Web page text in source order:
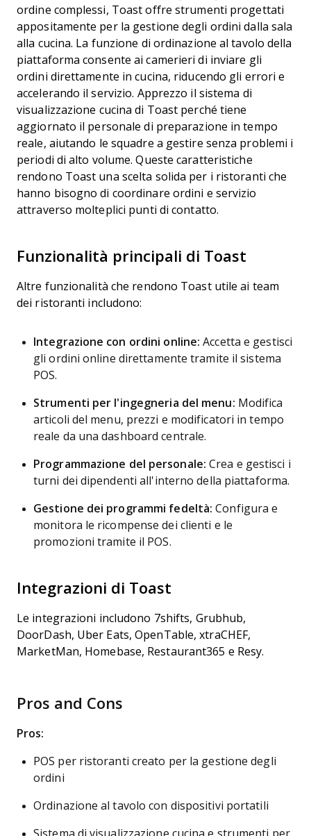
ordine complessi, Toast offre strumenti progettati
appositamente per la gestione degli ordini dalla sala
alla cucina. La funzione di ordinazione al tavolo della
piattaforma consente ai camerieri di inviare gli
ordini direttamente in cucina, riducendo gli errori e
accelerando il servizio. Apprezzo il sistema di
visualizzazione cucina di Toast perché tiene
aggiornato il personale di preparazione in tempo
reale, aiutando le squadre a gestire senza problemi i
periodi di alto volume. Queste caratteristiche
rendono Toast una scelta solida per i ristoranti che
hanno bisogno di coordinare ordini e servizio
attraverso molteplici punti di contatto.
Funzionalità principali di Toast
Altre funzionalità che rendono Toast utile ai team
dei ristoranti includono:
Integrazione con ordini online: Accetta e gestisci
gli ordini online direttamente tramite il sistema
POS.
Strumenti per l'ingegneria del menu: Modifica
articoli del menu, prezzi e modificatori in tempo
reale da una dashboard centrale.
Programmazione del personale: Crea e gestisci i
turni dei dipendenti all'interno della piattaforma.
Gestione dei programmi fedeltà: Configura e
monitora le ricompense dei clienti e le
promozioni tramite il POS.
Integrazioni di Toast
Le integrazioni includono 7shifts, Grubhub,
DoorDash, Uber Eats, OpenTable, xtraCHEF,
MarketMan, Homebase, Restaurant365 e Resy.
Pros and Cons
Pros:
POS per ristoranti creato per la gestione degli
ordini
Ordinazione al tavolo con dispositivi portatili
Sistema di visualizzazione cucina e strumenti per